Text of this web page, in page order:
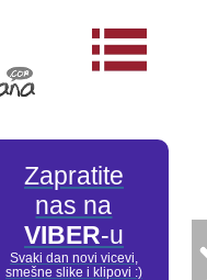
Zapratite
nas na
VIBER-u
Svaki dan novi vicevi,
smešne slike i klipovi :)